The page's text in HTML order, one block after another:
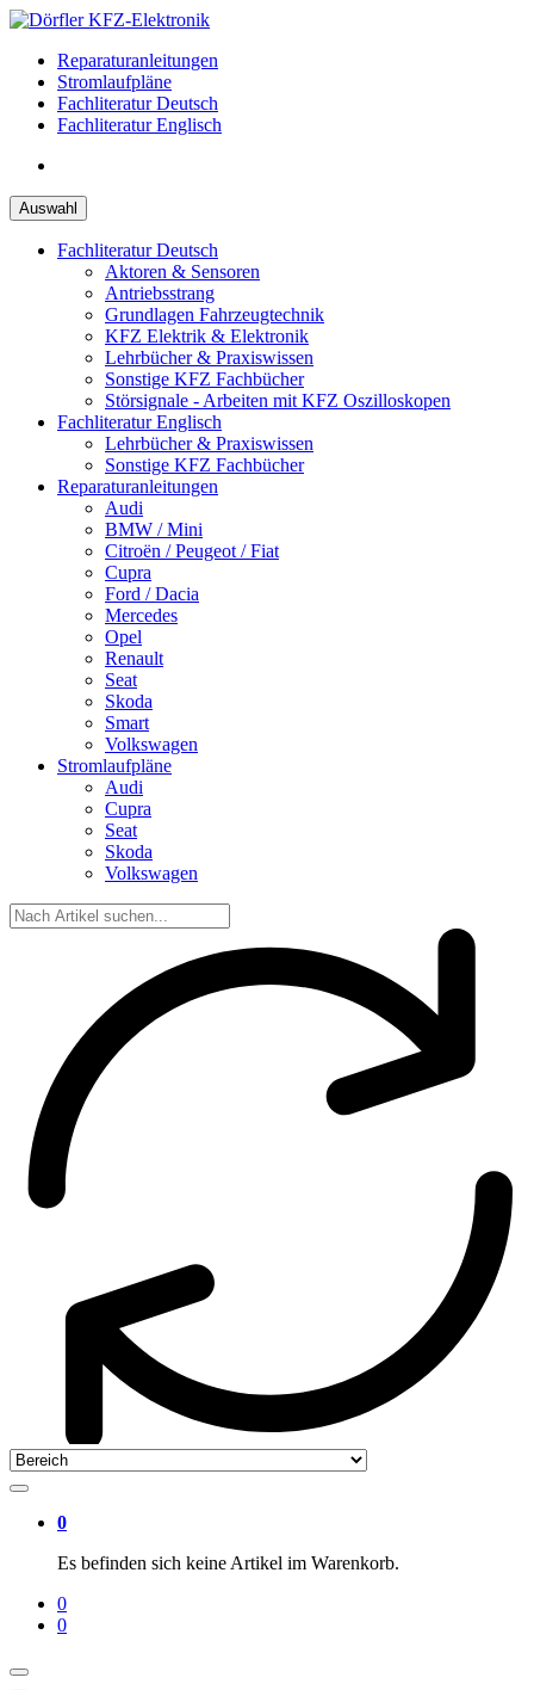
Zum
springenReparaturanleitungen
Stromlaufpläne
Fachliteratur Deutsch
Fachliteratur Englisch
Auswahl
Fachliteratur Deutsch
Aktoren & Sensoren
Antriebsstrang
Grundlagen Fahrzeugtechnik
KFZ Elektrik & Elektronik
Lehrbücher & Praxiswissen
Sonstige KFZ Fachbücher
Störsignale - Arbeiten mit KFZ Oszilloskopen
Fachliteratur Englisch
Lehrbücher & Praxiswissen
Sonstige KFZ Fachbücher
Reparaturanleitungen
Audi
BMW / Mini
Citroën / Peugeot / Fiat
Cupra
Ford / Dacia
Mercedes
Opel
Renault
Seat
Skoda
Smart
Volkswagen
Stromlaufpläne
Audi
Cupra
Seat
Skoda
Volkswagen
0
Es befinden sich keine Artikel im Warenkorb.
0
0